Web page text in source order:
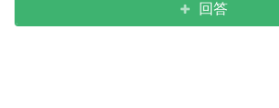
回答